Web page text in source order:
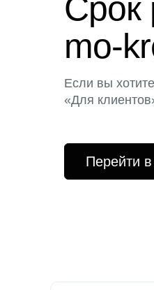
Срок
mo-
Если вы
«Для
Перейти